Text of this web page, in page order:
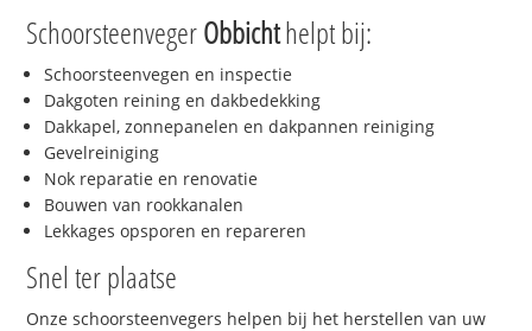
SchoorsteenvegerObbichthelpt bij:
Schoorsteenvegen en inspectie
Dakgoten reining en dakbedekking
Dakkapel, zonnepanelen en dakpannen reiniging
Gevelreiniging
Nok reparatie en renovatie
Bouwen van rookkanalen
Lekkages opsporen en repareren
Snel ter plaatse
Onze schoorsteenvegers helpen bij het herstellen van uw